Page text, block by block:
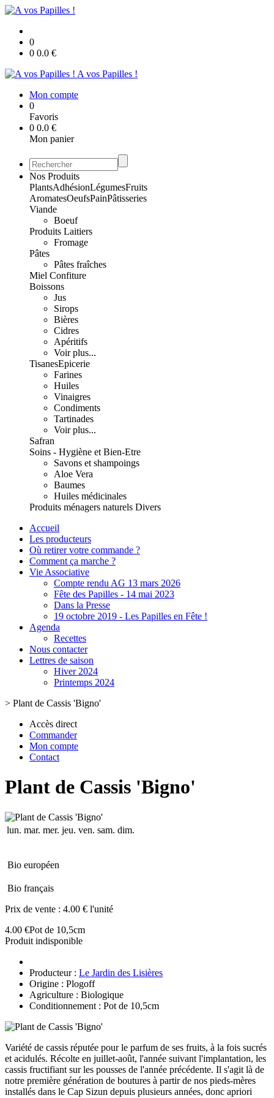
0
0 0.0 €
A vos Papilles !
Mon compte
0
Favoris
0 0.0 €
Mon panier
Nos Produits
PlantsAdhésionLégumesFruits
AromatesOeufsPainPâtisseries
Viande
Boeuf
Produits Laitiers
Fromage
Pâtes
Pâtes fraîches
Miel Confiture
Boissons
Jus
Sirops
Bières
Cidres
Apéritifs
Voir plus...
TisanesEpicerie
Farines
Huiles
Vinaigres
Condiments
Tartinades
Voir plus...
Safran
Soins - Hygiène et Bien-Etre
Savons et shampoings
Aloe Vera
Baumes
Huiles médicinales
Produits ménagers naturels Divers
Accueil
Les producteurs
Où retirer votre commande ?
Comment ça marche ?
Vie Associative
Compte rendu AG 13 mars 2026
Fête des Papilles - 14 mai 2023
Dans la Presse
19 octobre 2019 - Les Papilles en Fête !
Agenda
Recettes
Nous contacter
Lettres de saison
Hiver 2024
Printemps 2024
> Plant de Cassis 'Bigno'
Accès direct
Commander
Mon compte
Contact
Plant de Cassis 'Bigno'
lun. mar. mer. jeu. ven. sam. dim.
Bio européen
Bio français
Prix de vente : 4.00 € l'unité
4.00 €Pot de 10,5cm
Produit indisponible
Producteur : Le Jardin des Lisières
Origine : Plogoff
Agriculture : Biologique
Conditionnement : Pot de 10,5cm
Variété de cassis réputée pour le parfum de ses fruits, à la fois sucrés
et acidulés. Récolte en juillet-août, l'année suivant l'implantation, les
cassis fructifiant sur les pousses de l'année précédente. Il s'agit là de
notre première génération de boutures à partir de nos pieds-mères
installés dans le Cap Sizun depuis plusieurs années, donc apriori